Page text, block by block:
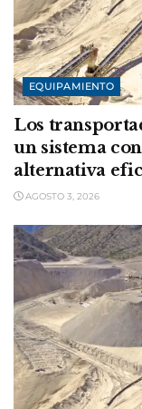
EQUIPAMIENTO
Los
un sistema
alternativa
AGOSTO 3, 2026